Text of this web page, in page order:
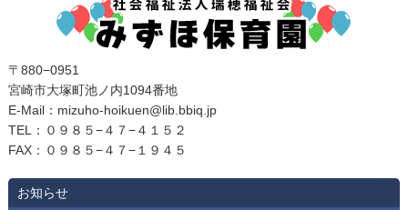
〒880−0951
宮崎市大塚町池ノ内1094番地
E‐Mail：mizuho-hoikuen@lib.bbiq.jp
TEL：０９８５−４７−４１５２
FAX：０９８５−４７−１９４５
お知らせ